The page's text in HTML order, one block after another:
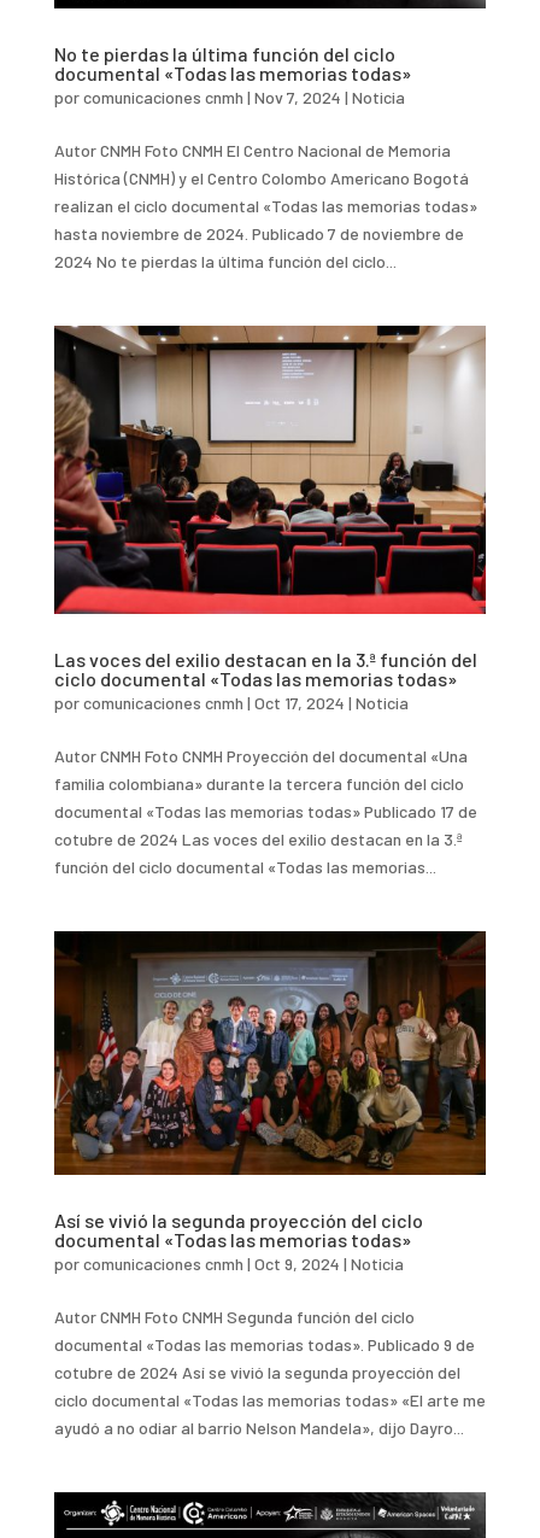
No te pierdas la última función del ciclo
documental «Todas las memorias todas»
porcomunicaciones cnmh | Nov 7, 2024 | Noticia
Autor CNMH Foto CNMH El Centro Nacional de Memoria
Histórica (CNMH) y el Centro Colombo Americano Bogotá
realizan el ciclo documental «Todas las memorias todas»
hasta noviembre de 2024. Publicado 7 de noviembre de
2024 No te pierdas la última función del ciclo...
Las voces del exilio destacan en la 3.ª función del
ciclo documental «Todas las memorias todas»
porcomunicaciones cnmh | Oct 17, 2024 | Noticia
Autor CNMH Foto CNMH Proyección del documental «Una
familia colombiana» durante la tercera función del ciclo
documental «Todas las memorias todas» Publicado 17 de
cotubre de 2024 Las voces del exilio destacan en la 3.ª
función del ciclo documental «Todas las memorias...
Así se vivió la segunda proyección del ciclo
documental «Todas las memorias todas»
porcomunicaciones cnmh | Oct 9, 2024 | Noticia
Autor CNMH Foto CNMH Segunda función del ciclo
documental «Todas las memorias todas». Publicado 9 de
cotubre de 2024 Así se vivió la segunda proyección del
ciclo documental «Todas las memorias todas» «El arte me
ayudó a no odiar al barrio Nelson Mandela», dijo Dayro...